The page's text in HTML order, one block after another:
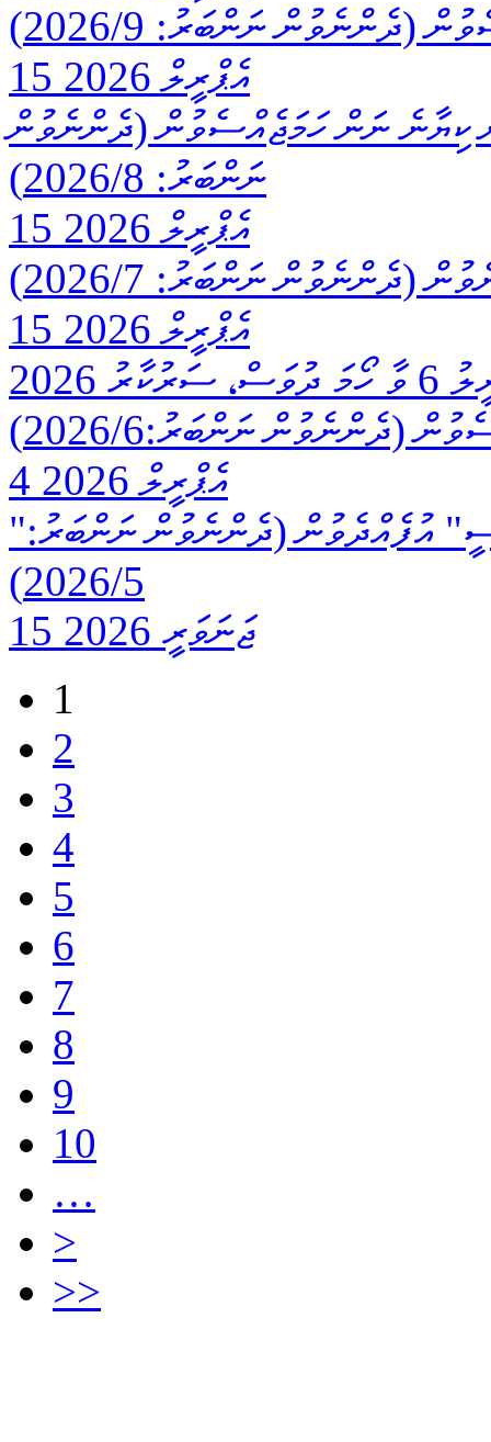
ނަންބަރު: 2026/9)
15 އެޕްރީލް 2026
ކިޔާނެ ނަން ހަމަޖެއްސެވުން (ދެންނެވުން
ނަންބަރު: 2026/8)
15 އެޕްރީލް 2026
ނަންބަރު: 2026/7)
15 އެޕްރީލް 2026
2026 އެޕްރީލު 5 ވާ އާދީއްތަ ދުވަހާއި، 2026 އެޕްރީލު 6 ވާ ހޯމަ ދުވަސް، ސަރުކާރު
ނަންބަރު:2026/6)
4 އެޕްރީލް 2026
"މޯލްޑިވްސް ނޭޝަނަލް އެންޓި ޑޯޕިންގ އެޖެންސީ" އުފެއްދެވުން (ދެންނެވުން ނަންބަރު:
2026/5)
15 ޖަނަވަރީ 2026
1
2
3
4
5
6
7
8
9
10
…
>
>>